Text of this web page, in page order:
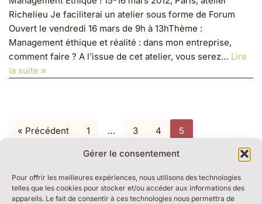
Gérer le consentement
Pour offrir les meilleures expériences, nous utilisons des technologies
telles que les cookies pour stocker et/ou accéder aux informations des
appareils. Le fait de consentir à ces technologies nous permettra de
Richelieu Je faciliterai un atelier sous forme de Forum
Ouvert le vendredi 16 mars de 9h à 13hThème :
Management éthique et réalité : dans mon entreprise,
comment faire ? A l’issue de cet atelier, vous serez… Lire
la suite »
« Précédent 1 … 3 4 5